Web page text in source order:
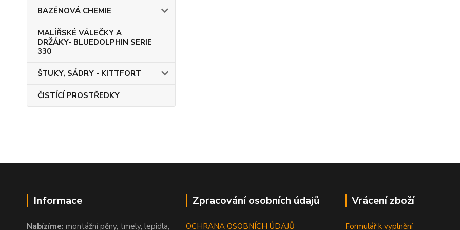
BAZÉNOVÁ CHEMIE
MALÍŘSKÉ VÁLEČKY A
DRŽÁKY- BLUEDOLPHIN SERIE
330
ŠTUKY, SÁDRY - KITTFORT
ČISTÍCÍ PROSTŘEDKY
Informace
Nabízíme: montážní pěny, tmely, lepidla,
Zpracování osobních údajů
OCHRANA OSOBNÍCH ÚDAJŮ
Vrácení zboží
Formulář k vyplnění